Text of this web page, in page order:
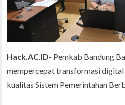
Hack.AC.ID- Pemkab Bandung
mempercepat transformasi
kualitas Sistem Pemerintahan